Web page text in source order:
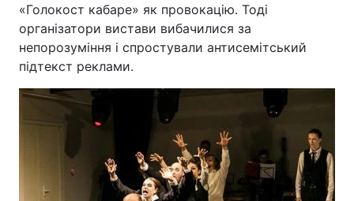
Цікавинки Погода
Екологія
Лонгріди
Статті
Інтерв'ю Думки
«Голокост кабаре» як провокацію. Тоді
організатори вистави вибачилися за
непорозуміння і спростували антисемітський
підтекст реклами.